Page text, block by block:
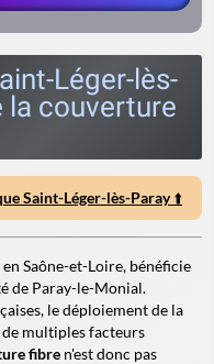
Léger-lès-
la couverture
Saint-Léger-lès-Paray⬆️
Saône-et-Loire, bénéficie
de Paray-le-Monial.
le déploiement de la
multiples facteurs
fibre n'est donc pas